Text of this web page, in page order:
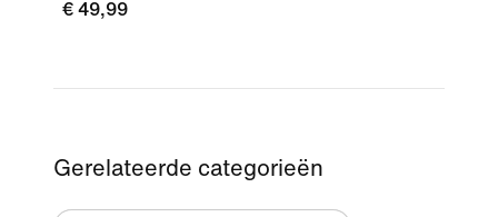
€ 49,99
Gerelateerde categorieën